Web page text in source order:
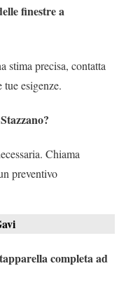
finestre a
stima precisa, contatta
tue esigenze.
Chiama
preventivo
completa ad